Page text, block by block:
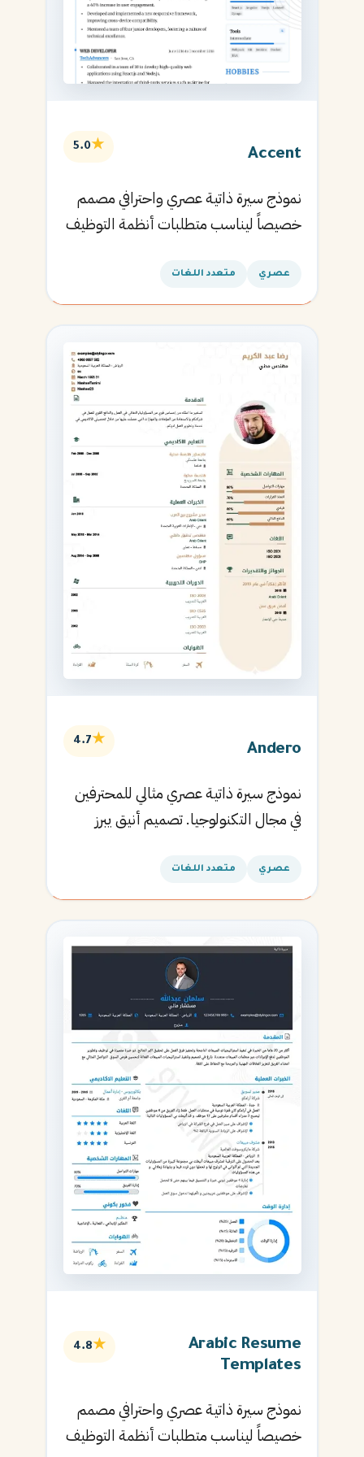
Accent
★
5.0
نموذج سيرة ذاتية عصري واحترافي مصمم
خصيصاً ليناسب متطلبات أنظمة التوظيف
القادمة.
عصري متعدد اللغات
Andero
★
4.7
نموذج سيرة ذاتية عصري مثالي للمحترفين
في مجال التكنولوجيا. تصميم أنيق يبرز
عصري متعدد اللغات
Arabic Resume
Templates
★
4.8
نموذج سيرة ذاتية عصري واحترافي مصمم
خصيصاً ليناسب متطلبات أنظمة التوظيف